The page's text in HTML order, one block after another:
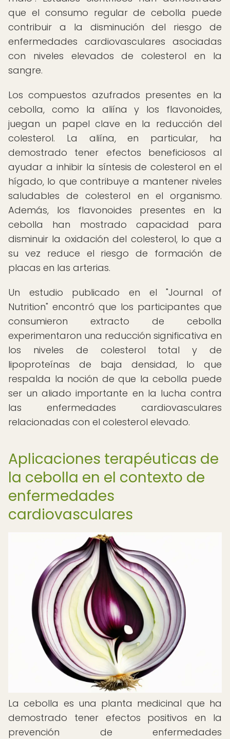
que el consumo regular de cebolla puede
contribuir a la disminución del riesgo de
enfermedades cardiovasculares asociadas
con niveles elevados de colesterol en la
sangre.
Los compuestos azufrados presentes en la
cebolla, como la aliína y los flavonoides,
juegan un papel clave en la reducción del
colesterol. La aliína, en particular, ha
demostrado tener efectos beneficiosos al
ayudar a inhibir la síntesis de colesterol en el
hígado, lo que contribuye a mantener niveles
saludables de colesterol en el organismo.
Además, los flavonoides presentes en la
cebolla han mostrado capacidad para
disminuir la oxidación del colesterol, lo que a
su vez reduce el riesgo de formación de
placas en las arterias.
Un estudio publicado en el "Journal of
Nutrition" encontró que los participantes que
consumieron extracto de cebolla
experimentaron una reducción significativa en
los niveles de colesterol total y de
lipoproteínas de baja densidad, lo que
respalda la noción de que la cebolla puede
ser un aliado importante en la lucha contra
las enfermedades cardiovasculares
relacionadas con el colesterol elevado.
Aplicaciones terapéuticas de
la cebolla en el contexto de
enfermedades
cardiovasculares
La cebolla es una planta medicinal que ha
demostrado tener efectos positivos en la
prevención de enfermedades